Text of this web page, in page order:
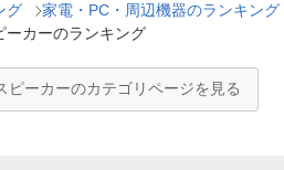
グ 家電・PC・周辺機器のランキング
ーカーのランキング
ピーカーのカテゴリページを見る